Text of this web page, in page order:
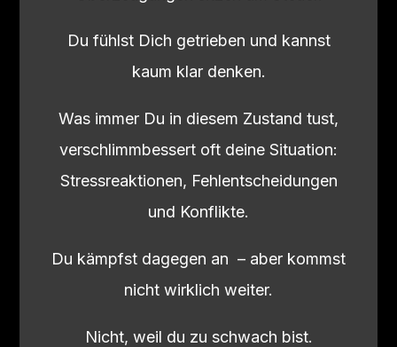
Du fühlst Dich getrieben und kannst
kaum klar denken.
Was immer Du in diesem Zustand tust,
verschlimmbessert oft deine Situation:
Stressreaktionen, Fehlentscheidungen
und Konflikte.
Du kämpfst dagegen an – aber kommst
nicht wirklich weiter.
Nicht, weil du zu schwach bist.